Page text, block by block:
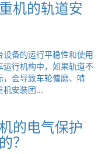
机的轨道安
备的运行平稳性和使用
行机构中，如果轨道不
会导致车轮偏磨、啃
机安装团...
的电气保护
？